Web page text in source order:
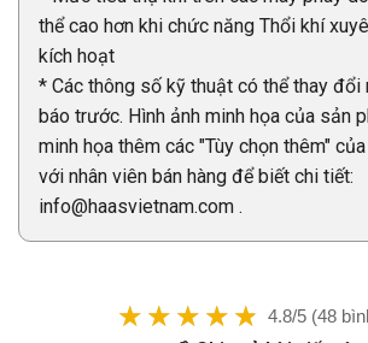
thể cao hơn khi chức năng Thổi khí
kích hoạt
* Các thông số kỹ thuật có thể thay đổi
báo trước. Hình ảnh minh họa của sản
minh họa thêm các "Tùy chọn thêm"
với nhân viên bán hàng để biết chi tiết:
info@haasvietnam.com .
4.8/5 (48